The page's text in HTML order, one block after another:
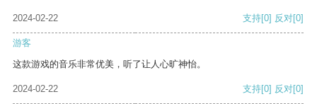
2024-02-22 支持[0] 反对[0]
游客
这款游戏的音乐非常优美，听了让人心旷神怡。
2024-02-22 支持[0] 反对[0]